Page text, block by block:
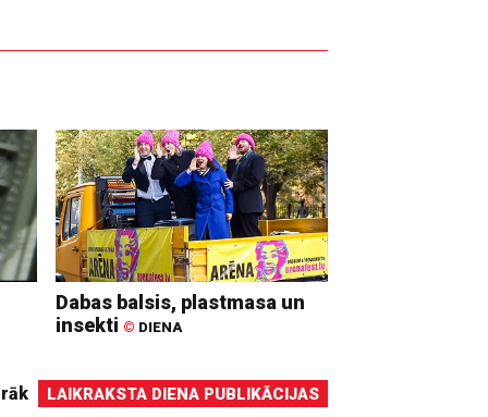
Dabas balsis, plastmasa un
insekti © DIENA
LAIKRAKSTA DIENA PUBLIKĀCIJAS